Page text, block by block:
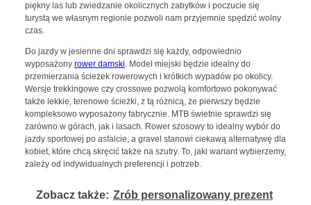
piękny las lub zwiedzanie okolicznych zabytków i poczucie się
turystą we własnym regionie pozwoli nam przyjemnie spędzić wolny
czas.
Do jazdy w jesienne dni sprawdzi się każdy, odpowiednio
wyposażony rower damski. Model miejski będzie idealny do
przemierzania ścieżek rowerowych i krótkich wypadów po okolicy.
Wersje trekkingowe czy crossowe pozwolą komfortowo pokonywać
także lekkie, terenowe ścieżki, z tą różnicą, że pierwszy będzie
kompleksowo wyposażony fabrycznie. MTB świetnie sprawdzi się
zarówno w górach, jak i lasach. Rower szosowy to idealny wybór do
jazdy sportowej po asfalcie, a gravel stanowi ciekawą alternatywę dla
kobiet, które chcą skręcić także na szutry. To, jaki wariant wybierzemy,
zależy od indywidualnych preferencji i potrzeb.
Zobacz także: Zrób personalizowany prezent